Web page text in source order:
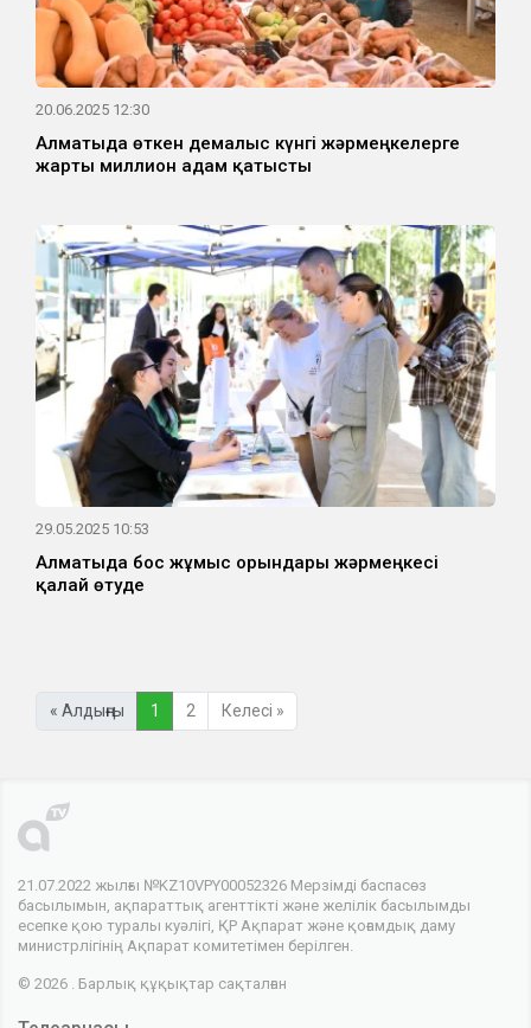
20.06.2025 12:30
Алматыда өткен демалыс күнгі жәрмеңкелерге
жарты миллион адам қатысты
29.05.2025 10:53
Алматыда бос жұмыс орындары жәрмеңкесі
қалай өтуде
« Алдыңғы 1 2 Келесі »
21.07.2022 жылғы №KZ10VPY00052326 Мерзімді баспасөз
басылымын, ақпараттық агенттікті және желілік басылымды
есепке қою туралы куәлігі, ҚР Ақпарат және қоғамдық даму
министрлігінің Ақпарат комитетімен берілген.
© 2026 . Барлық құқықтар сақталған